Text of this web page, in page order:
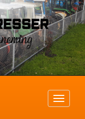
Toggle